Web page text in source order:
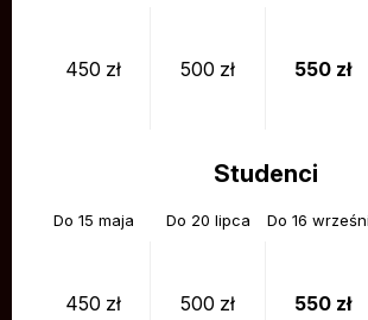
450 zł 500 zł 550 zł
Studenci
450 zł 500 zł 550 zł